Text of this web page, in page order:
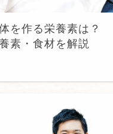
を作る栄養素は？
素・食材を解説